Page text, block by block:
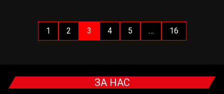
1 2 3 4 5 … 16
ЗА НАС